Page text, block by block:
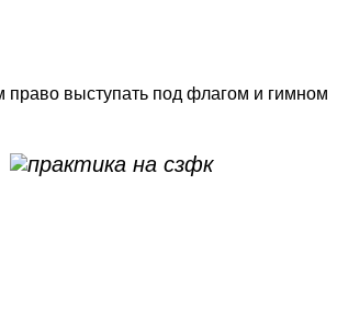
право выступать под флагом и гимном